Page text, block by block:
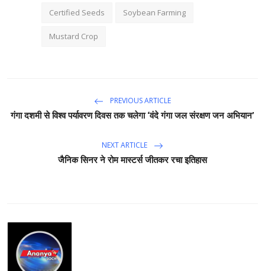
Certified Seeds Soybean Farming
Mustard Crop
PREVIOUS ARTICLE
गंगा दशमी से विश्व पर्यावरण दिवस तक चलेगा ‘वंदे गंगा जल संरक्षण जन अभियान’
NEXT ARTICLE
जैनिक सिनर ने रोम मास्टर्स जीतकर रचा इतिहास